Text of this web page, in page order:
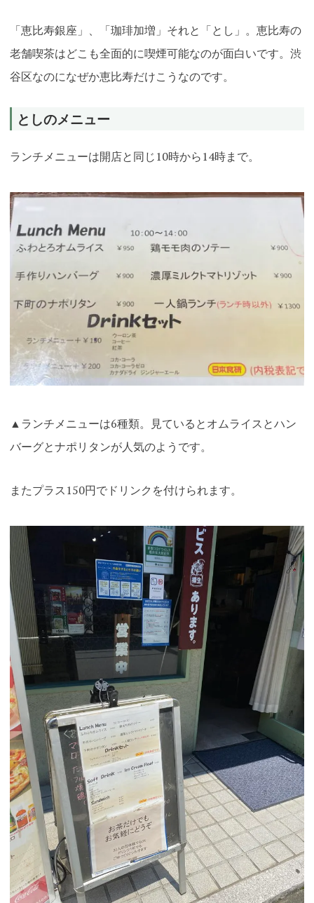
「恵比寿銀座」、「珈琲加増」それと「とし」。恵比寿の
老舗喫茶はどこも全面的に喫煙可能なのが面白いです。渋
谷区なのになぜか恵比寿だけこうなのです。
としのメニュー
ランチメニューは開店と同じ10時から14時まで。
▲ランチメニューは6種類。見ているとオムライスとハン
バーグとナポリタンが人気のようです。
またプラス150円でドリンクを付けられます。